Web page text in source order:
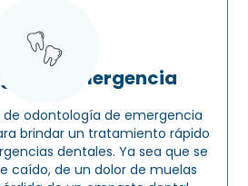
de emergencia
de odontología de emergencia
brindar un tratamiento rápido
dentales. Ya sea que se
caído, de un dolor de muelas